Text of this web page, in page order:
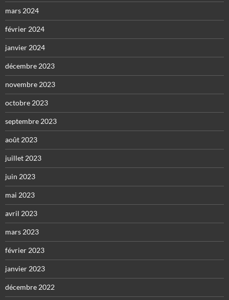
mars 2024
février 2024
janvier 2024
décembre 2023
novembre 2023
octobre 2023
septembre 2023
août 2023
juillet 2023
juin 2023
mai 2023
avril 2023
mars 2023
février 2023
janvier 2023
décembre 2022